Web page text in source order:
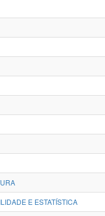
E ESTATÍSTICA